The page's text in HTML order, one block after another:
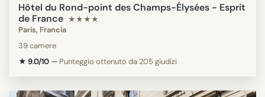
Hôtel du Rond-point des Champs-Élysées - Esprit
de France ★★★★
Paris, Francia
39 camere
★ 9.0/10 — Punteggio ottenuto da 205 giudizi